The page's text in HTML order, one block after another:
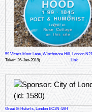
59 Vicars Moor Lane, Winchmore Hill, London
Taken: 26-Jan-2018)
Link
Great St Helen's, London EC2N 4AH